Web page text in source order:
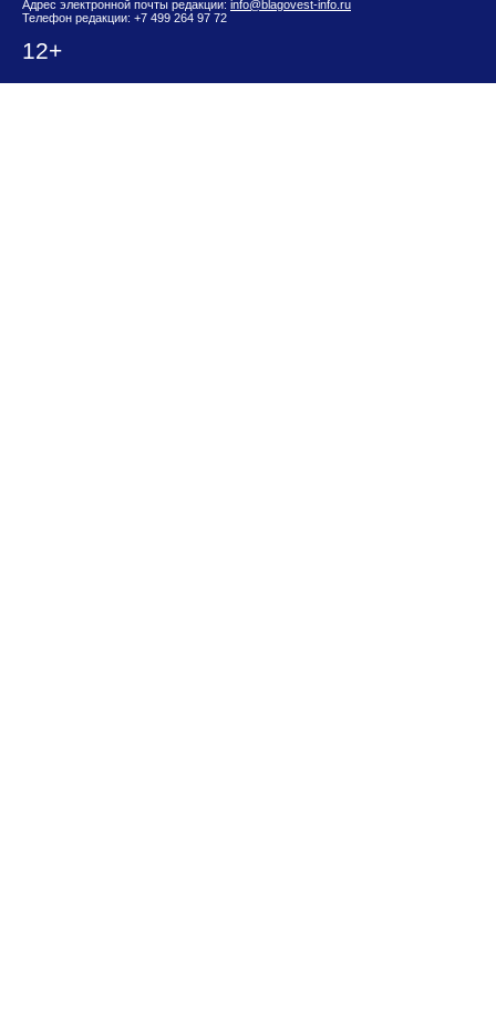
Адрес электронной почты редакции: info@blagovest-info.ru
Телефон редакции: +7 499 264 97 72
12+